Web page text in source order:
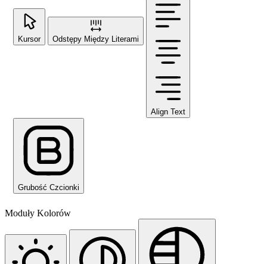
Kursor Odstępy Między Literami
Align Text
Grubość Czcionki
Moduły Kolorów